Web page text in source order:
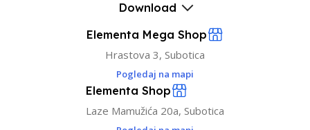
Download
Elementa Mega Shop
Hrastova 3, Subotica
Pogledaj na mapi
Elementa Shop
Laze Mamužića 20a, Subotica